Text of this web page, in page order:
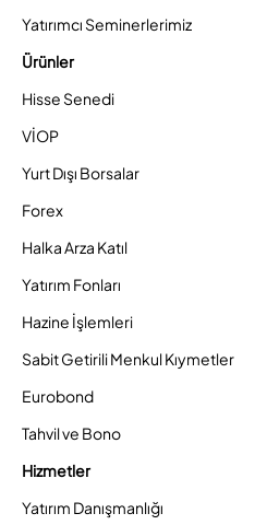
Yatırımcı Seminerlerimiz
Ürünler
Hisse Senedi
VİOP
Yurt Dışı Borsalar
Forex
Halka Arza Katıl
Yatırım Fonları
Hazine İşlemleri
Sabit Getirili Menkul Kıymetler
Eurobond
Tahvil ve Bono
Hizmetler
Yatırım Danışmanlığı